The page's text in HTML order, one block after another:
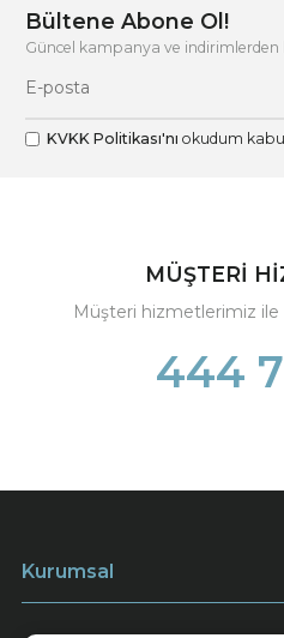
Bültene Abone Ol!
Güncel kampanya ve indirimlerden
KVKK Politikası'nı okudum
MÜŞTERİ
Müşteri hizmetlerimiz
444
Kurumsal